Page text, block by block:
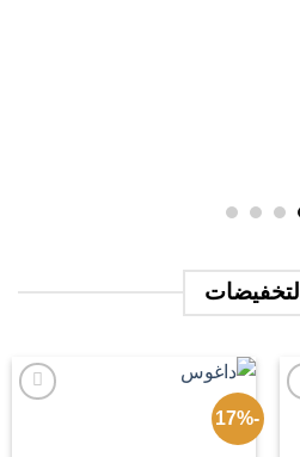
التخفيضات
-17%